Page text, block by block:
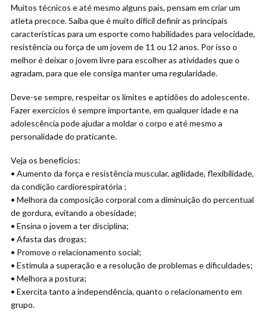
Muitos técnicos e até mesmo alguns pais, pensam em criar um
atleta precoce. Saiba que é muito difícil definir as principais
características para um esporte como habilidades para velocidade,
resistência ou força de um jovem de 11 ou 12 anos. Por isso o
melhor é deixar o jovem livre para escolher as atividades que o
agradam, para que ele consiga manter uma regularidade.
Deve-se sempre, respeitar os limites e aptidões do adolescente.
Fazer exercícios é sempre importante, em qualquer idade e na
adolescência pode ajudar a moldar o corpo e até mesmo a
personalidade do praticante.
Veja os benefícios:
• Aumento da força e resistência muscular, agilidade, flexibilidade,
da condição cardiorespiratória ;
• Melhora da composição corporal com a diminuição do percentual
de gordura, evitando a obesidade;
• Ensina o jovem a ter disciplina;
• Afasta das drogas;
• Promove o relacionamento social;
• Estimula a superação e a resolução de problemas e dificuldades;
• Melhora a postura;
• Exercita tanto a independência, quanto o relacionamento em
grupo.